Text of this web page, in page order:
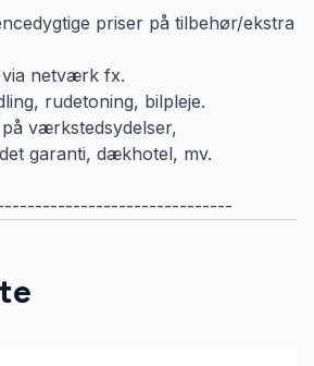
priser på tilbehør/ekstra
via netværk fx.
rudetoning, bilpleje.
værkstedsydelser,
garanti, dækhotel, mv.